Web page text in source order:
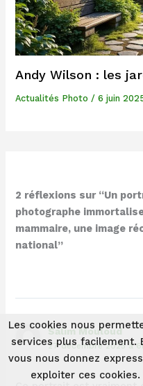
Andy Wilson : les
Actualités Photo /6 juin
2 réflexions sur “Un
photographe
mammaire, une image
national”
Salim Mouloud
27 décembre 2025 à
Les cookies nous
services plus facilement.
vous nous donnez
exploiter ces cookies.